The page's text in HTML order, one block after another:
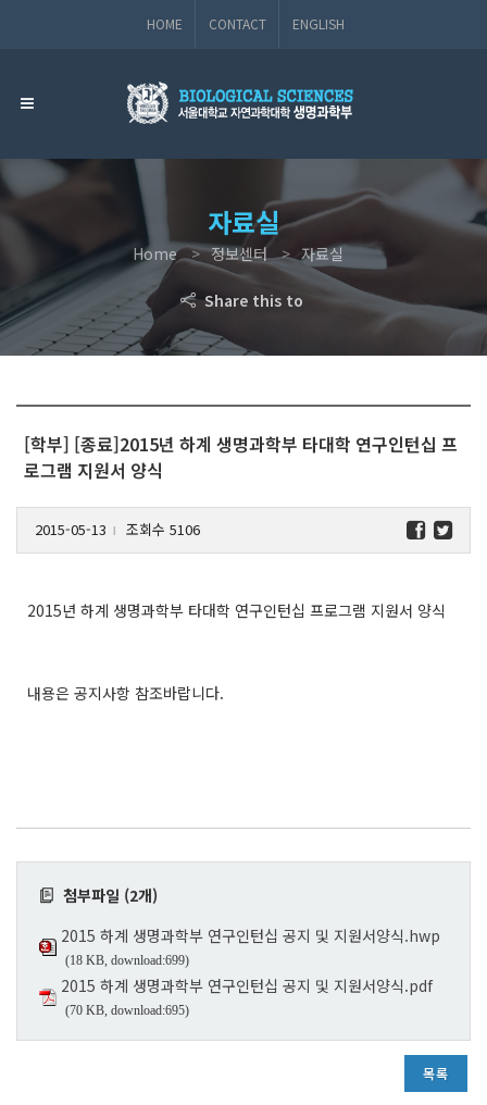
HOME CONTACT ENGLISH
자료실
Home 정보센터 자료실
Share this to
[학부] [종료]2015년 하계 생명과학부 타대학 연구인턴십 프
로그램 지원서 양식
2015-05-13 l 조회수 5106
2015년 하계 생명과학부 타대학 연구인턴십 프로그램 지원서 양식
내용은 공지사항 참조바랍니다.
첨부파일 (2개)
2015 하계 생명과학부 연구인턴십 공지 및 지원서양식.hwp
(18 KB, download:699)
2015 하계 생명과학부 연구인턴십 공지 및 지원서양식.pdf
(70 KB, download:695)
목록